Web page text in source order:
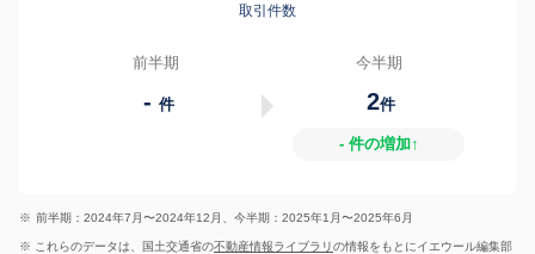
取引件数
前半期
- 件
今半期
2件
- 件の増加↑
※ 前半期：2024年7月〜2024年12月、今半期：2025年1月〜2025年6月
※ これらのデータは、国土交通省の不動産情報ライブラリの情報をもとにイエウール編集部